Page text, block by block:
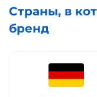
Страны, в
бренд